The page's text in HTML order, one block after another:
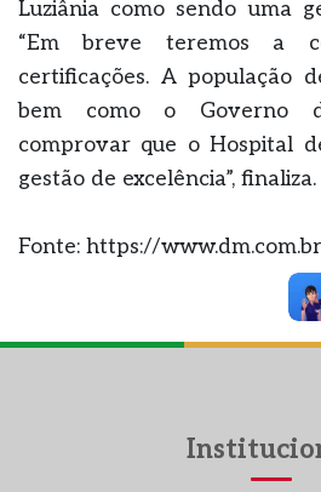
Luziânia como sendo uma
“Em breve teremos a
certificações. A população
bem como o Governo
comprovar que o Hospital
gestão de excelência”, finaliza.
Fonte: https://